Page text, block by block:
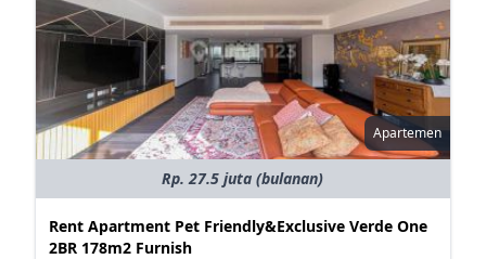
Apartemen
Rp. 27.5 juta (bulanan)
Rent Apartment Pet Friendly&Exclusive Verde One
2BR 178m2 Furnish